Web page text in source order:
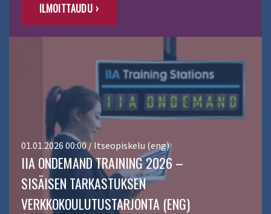
ILMOITTAUDU ›
01.01.2026 00:00 / Itseopiskelu (eng)
IIA ONDEMAND TRAINING 2026 –
SISÄISEN TARKASTUKSEN
VERKKOKOULUTUSTARJONTA (ENG)